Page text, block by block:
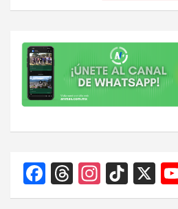
F
a
T
hr
In
st
Ti
k
X